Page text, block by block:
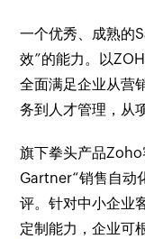
一个优秀、成熟的
效”的能力。以
全面满足企业从营
务到人才管理，从
旗下拳头产品
Gartner“销售自动
评。针对中小企业
定制能力，企业可